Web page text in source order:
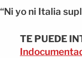
“Ni yo ni Italia
TE PUEDE